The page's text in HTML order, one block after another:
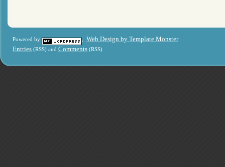
Powered by
Web Design by Template Monster
Entries (RSS) and Comments (RSS)